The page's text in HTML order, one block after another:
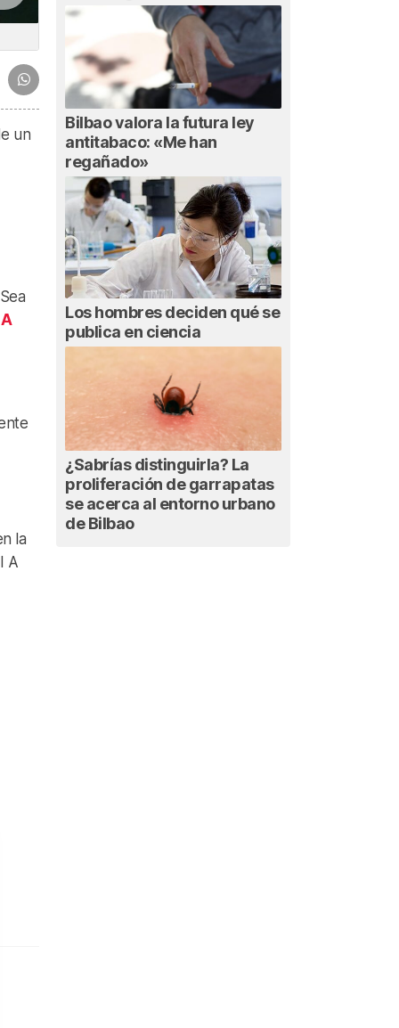
un
la
A
Bilbao valora la futura ley
antitabaco: «Me han
regañado»
Los hombres deciden qué se
publica en ciencia
¿Sabrías distinguirla? La
proliferación de garrapatas
se acerca al entorno urbano
de Bilbao